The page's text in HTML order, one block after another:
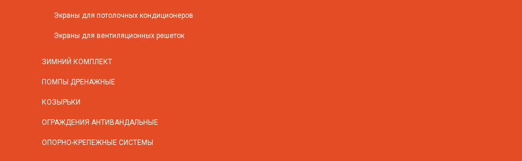
Экраны для потолочных кондиционеров
Экраны для вентиляционных решеток
ЗИМНИЙ КОМПЛЕКТ
ПОМПЫ ДРЕНАЖНЫЕ
КОЗЫРЬКИ
ОГРАЖДЕНИЯ АНТИВАНДАЛЬНЫЕ
ОПОРНО-КРЕПЕЖНЫЕ СИСТЕМЫ